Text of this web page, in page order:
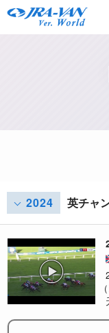
2024 英チャ